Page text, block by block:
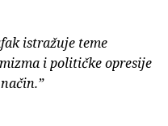
istražuje teme
i političke opresije